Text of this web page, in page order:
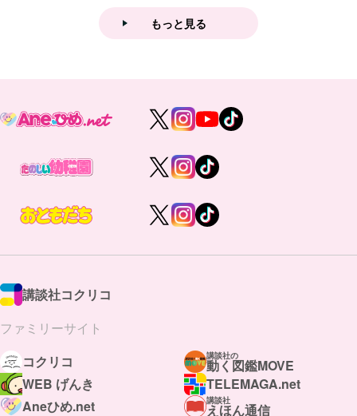
もっと見る
講談社コクリコ
ファミリーサイト
コクリコ
講談社の
動く図鑑MOVE
WEB げんき
TELEMAGA.net
Aneひめ.net
講談社
えほん通信